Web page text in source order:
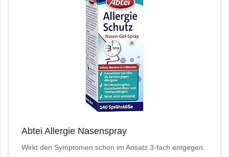
Abtei Allergie Nasenspray
Wirkt den Symptomen schon im Ansatz 3-fach entgegen.